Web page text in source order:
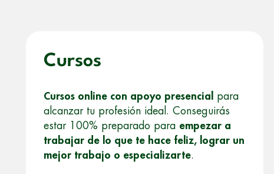
Cursos
Cursos online con apoyo presencial
para
alcanzar tu profesión ideal. Conseguirás
estar 100% preparado para empezar a
trabajar de lo que te hace feliz, lograr un
mejor trabajo o especializarte